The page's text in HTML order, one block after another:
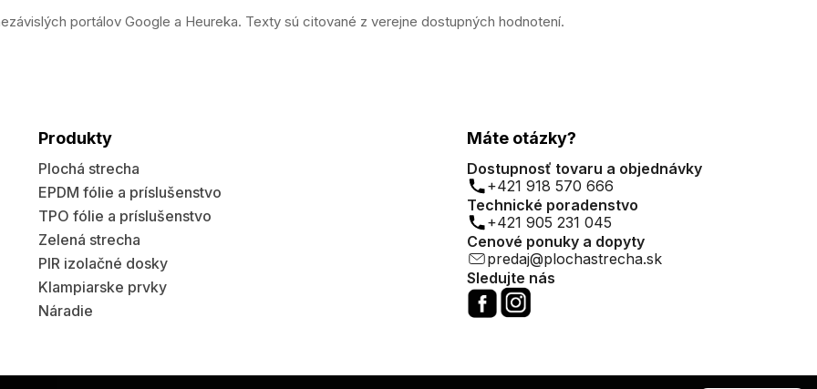
portálov Google a Heureka. Texty sú citované z verejne dostupných hodnotení.
Produkty
Plochá strecha
EPDM fólie a príslušenstvo
TPO fólie a príslušenstvo
Zelená strecha
PIR izolačné dosky
Klampiarske prvky
Náradie
Máte otázky?
Dostupnosť tovaru a objednávky
+421 918 570 666
Technické poradenstvo
+421 905 231 045
Cenové ponuky a dopyty
predaj@plochastrecha.sk
Sledujte nás